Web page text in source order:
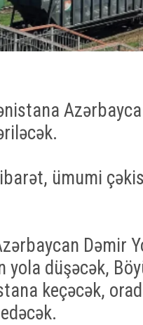
ümumi
Dəmir
yola düşəcək,
keçəcək,